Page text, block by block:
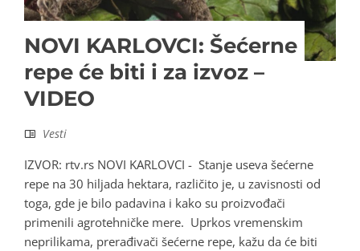
NOVI KARLOVCI: Šećerne
repe će biti i za izvoz –
VIDEO
Vesti
IZVOR: rtv.rs NOVI KARLOVCI - Stanje useva šećerne
repe na 30 hiljada hektara, različito je, u zavisnosti od
toga, gde je bilo padavina i kako su proizvođači
primenili agrotehničke mere. Uprkos vremenskim
neprilikama, prerađivači šećerne repe, kažu da će biti